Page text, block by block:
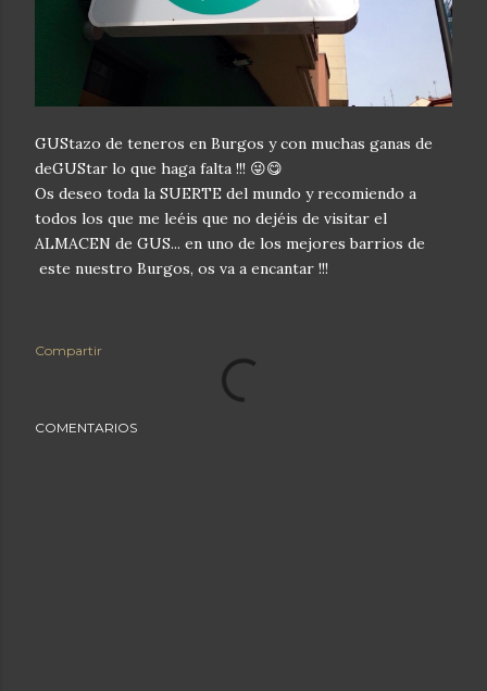
GUStazo de teneros en Burgos y con muchas ganas de
deGUStar lo que haga falta !!! 😜😋
Os deseo toda la SUERTE del mundo y recomiendo a
todos los que me leéis que no dejéis de visitar el
ALMACEN de GUS... en uno de los mejores barrios de
este nuestro Burgos, os va a encantar !!!
Compartir
COMENTARIOS